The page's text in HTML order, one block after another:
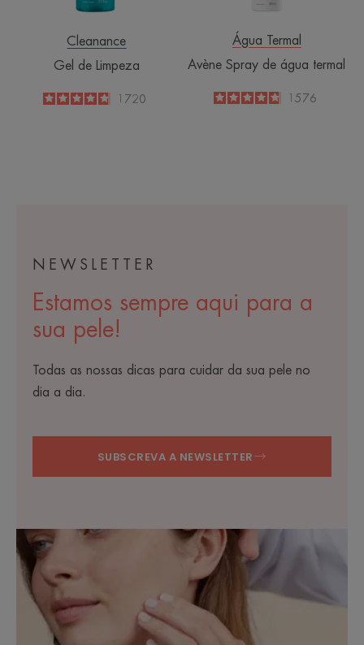
Cleanance
Gel de Limpeza
4.8
/51720
Água Termal
Avène Spray de água termal
4.8
/51576
NEWSLETTER
Estamos sempre aqui para a
sua pele!
Todas as nossas dicas para cuidar da sua pele no
dia a dia.
SUBSCREVA A NEWSLETTER